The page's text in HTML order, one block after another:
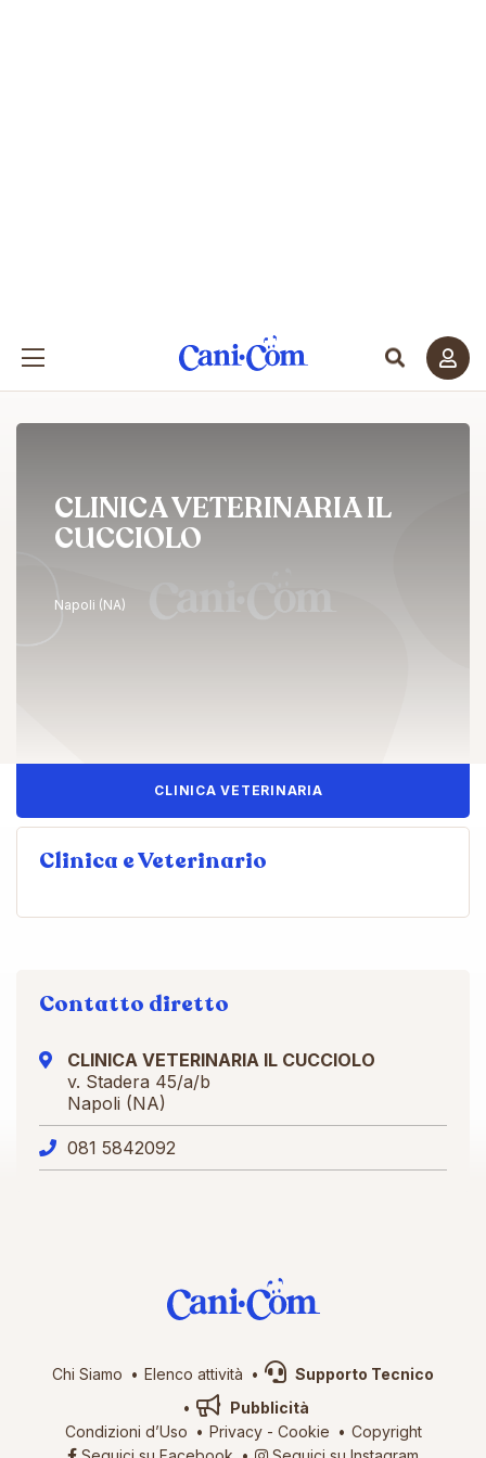
CLINICA VETERINARIA IL
CUCCIOLO
Napoli (NA)
CLINICA VETERINARIA
Clinica e Veterinario
Contatto diretto
CLINICA VETERINARIA IL CUCCIOLO
v. Stadera 45/a/b
Napoli (NA)
081 5842092
Chi Siamo Elenco attività
Supporto Tecnico
Pubblicità
Condizioni d’Uso
Privacy- Cookie
Copyright